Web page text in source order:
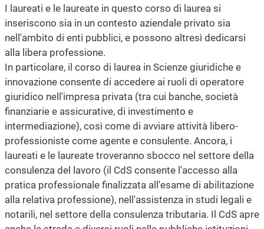
I laureati e le laureate in questo corso di laurea si
inseriscono sia in un contesto aziendale privato sia
nell'ambito di enti pubblici, e possono altresì dedicarsi
alla libera professione.
In particolare, il corso di laurea in Scienze giuridiche e
innovazione consente di accedere ai ruoli di operatore
giuridico nell'impresa privata (tra cui banche, società
finanziarie e assicurative, di investimento e
intermediazione), così come di avviare attività libero-
professioniste come agente e consulente. Ancora, i
laureati e le laureate troveranno sbocco nel settore della
consulenza del lavoro (il CdS consente l'accesso alla
pratica professionale finalizzata all'esame di abilitazione
alla relativa professione), nell'assistenza in studi legali e
notarili, nel settore della consulenza tributaria. Il CdS apre